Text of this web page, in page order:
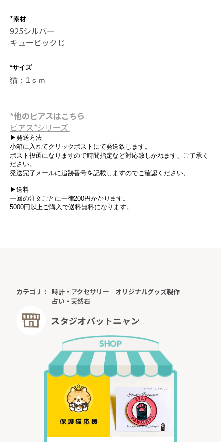
*素材
925シルバー
キュービックじ
*サイズ
猫：1ｃｍ
*他のピアスはこちら
ピアス*シリーズ
▶発送方法
小箱に入れてクリックポストにて発送致します。
ポスト投函になりますので時間指定など対応致しかねます、ご了承く
ださい。
発送完了メールに追跡番号を記載しますのでご確認ください。
▶送料
一回の注文ごとに一律200円かかります。
5000円以上ご購入で送料無料になります。
カテゴリ 時計・アクセサリー
オリジナルグッズ製作
占い・天然石
スタジオバットニャン